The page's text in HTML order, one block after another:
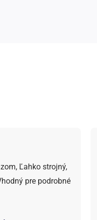
Ľahko strojný,
pre podrobné